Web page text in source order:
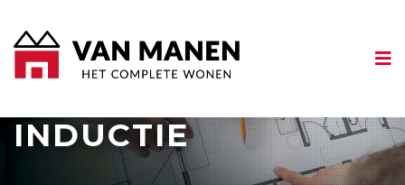
VAN GAS NAAR
INDUCTIE